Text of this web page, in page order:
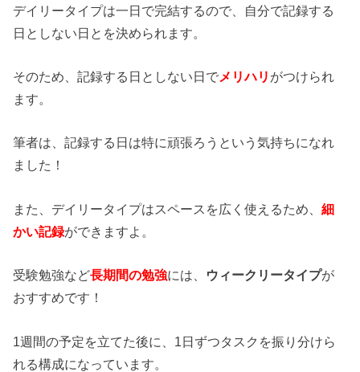
デイリータイプは一日で完結するので、自分で記録する
日としない日とを決められます。
そのため、記録する日としない日でメリハリ がつけられ
ます。
筆者は、記録する日は特に頑張ろうという気持ちになれ
ました！
また、デイリータイプはスペースを広く使えるため、細
かい記録ができますよ。
受験勉強など長期間の勉強には、 ウィークリータイプが
おすすめです！
1週間の予定を立てた後に、1日ずつタスクを振り分けら
れる構成になっています。